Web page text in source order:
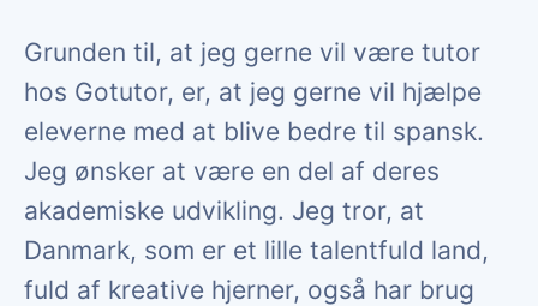
Grunden til, at jeg gerne vil være tutor
hos Gotutor, er, at jeg gerne vil hjælpe
eleverne med at blive bedre til spansk.
Jeg ønsker at være en del af deres
akademiske udvikling. Jeg tror, at
Danmark, som er et lille talentfuld land,
fuld af kreative hjerner, også har brug